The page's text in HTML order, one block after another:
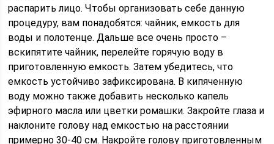
распарить лицо. Чтобы организовать себе данную
процедуру, вам понадобятся: чайник, емкость для
воды и полотенце. Дальше все очень просто –
вскипятите чайник, перелейте горячую воду в
приготовленную емкость. Затем убедитесь, что
емкость устойчиво зафиксирована. В кипяченную
воду можно также добавить несколько капель
эфирного масла или цветки ромашки. Закройте глаза и
наклоните голову над емкостью на расстоянии
примерно 30-40 см. Накройте голову приготовленным